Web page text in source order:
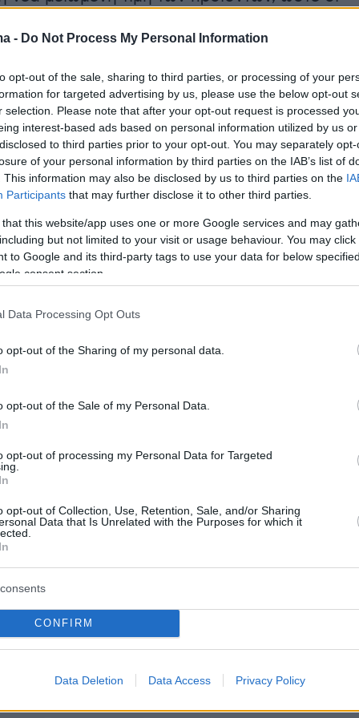
- Do Not Process My Personal Information
opt-out of the sale, sharing to third parties, or processing of your
for targeted advertising by us, please use the below opt-out
selection. Please note that after your opt-out request is processed
interest-based ads based on personal information utilized by us
to third parties prior to your opt-out. You may separately
of your personal information by third parties on the IAB’s list of
This information may also be disclosed by us to third parties on the
Participants that may further disclose it to other third parties.
that this website/app uses one or more Google services and may
but not limited to your visit or usage behaviour. You may
to Google and its third-party tags to use your data for below
consent section.
Data Processing Opt Outs
opt-out of the Sharing of my personal data.
opt-out of the Sale of my Personal Data.
opt-out of processing my Personal Data for Targeted
opt-out of Collection, Use, Retention, Sale, and/or Sharing
Data that Is Unrelated with the Purposes for which it
CONFIRM
Data Deletion Data Access Privacy Policy
θεωρείται η χαμηλότερη τιμή στην οποία
το προϊόν κατά τις τελευταίες 30 ημέρες
των εκπτώσεων. Για προϊόντα που
στην αγορά για μικρότερο χρονικό
υπόψη η χαμηλότερη τιμή των
10 ημερών.
ποσοστού έκπτωσης, όπως «-30%» ή «-
Ωστόσο, όταν χρησιμοποιείται,
σαφές ότι αφορά έκπτωση και όχι κάποια
όπου οι εκπτώσεις αφορούν πάνω από το
ενός καταστήματος, το ποσοστό
να αναγράφεται υποχρεωτικά στη
πρέπει να εμφανίζεται το εύρος των
όπως «από 15% έως 45%».
με υποχρεωτική αναγραφή της νέας τιμής
διαγραφή της παλαιάς τιμής, ώστε να είναι
ποιότητα και αποδείξεις αγοράς